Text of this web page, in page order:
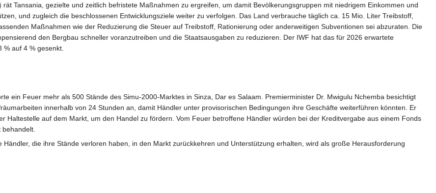
Tansania, gezielte und zeitlich befristete Maßnahmen zu ergreifen, um damit Bevölkerungsgruppen mit niedrigem Einkommen und
und zugleich die beschlossenen Entwicklungsziele weiter zu verfolgen. Das Land verbrauche täglich ca. 15 Mio. Liter Treibstoff,
Maßnahmen wie der Reduzierung die Steuer auf Treibstoff, Rationierung oder anderweitigen Subventionen sei abzuraten. Die
den Bergbau schneller voranzutreiben und die Staatsausgaben zu reduzieren. Der IWF hat das für 2026 erwartete
auf 4 % gesenkt.
ein Feuer mehr als 500 Stände des Simu-2000-Marktes in Sinza, Dar es Salaam. Premierminister Dr. Mwigulu Nchemba besichtigt
innerhalb von 24 Stunden an, damit Händler unter provisorischen Bedingungen ihre Geschäfte weiterführen könnten. Er
Haltestelle auf dem Markt, um den Handel zu fördern. Vom Feuer betroffene Händler würden bei der Kreditvergabe aus einem Fonds
behandelt.
Händler, die ihre Stände verloren haben, in den Markt zurückkehren und Unterstützung erhalten, wird als große Herausforderung